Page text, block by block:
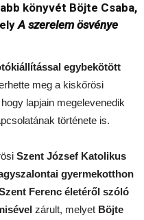
könyvét Böjte Csaba,
A szerelem ösvénye
egybekötött
meg a kiskőrösi
lapjain megelevenedik
története is.
Szent József Katolikus
gyermekotthon
Ferenc életéről szóló
zárult, melyet Böjte